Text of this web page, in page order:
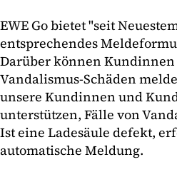
EWE Go bietet "seit
entsprechendes
Darüber können
Vandalismus-Schäden
unsere Kundinnen und
unterstützen, Fälle von
Ist eine Ladesäule defekt,
automatische Meldung.